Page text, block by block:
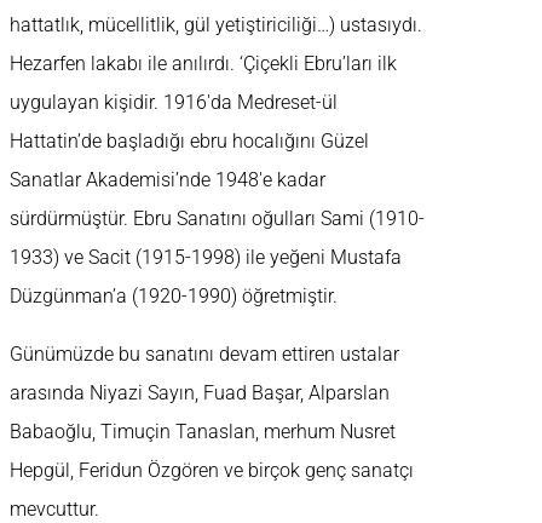
hattatlık, mücellitlik, gül yetiştiriciliği…) ustasıydı.
Hezarfen lakabı ile anılırdı. ‘Çiçekli Ebru’ları ilk
uygulayan kişidir. 1916′da Medreset-ül
Hattatin’de başladığı ebru hocalığını Güzel
Sanatlar Akademisi’nde 1948′e kadar
sürdürmüştür. Ebru Sanatını oğulları Sami (1910-
1933) ve Sacit (1915-1998) ile yeğeni Mustafa
Düzgünman’a (1920-1990) öğretmiştir.
Günümüzde bu sanatını devam ettiren ustalar
arasında Niyazi Sayın, Fuad Başar, Alparslan
Babaoğlu, Timuçin Tanaslan, merhum Nusret
Hepgül, Feridun Özgören ve birçok genç sanatçı
mevcuttur.